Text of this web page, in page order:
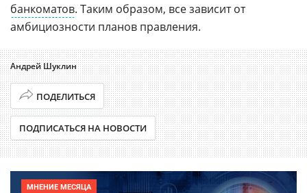
банкоматов. Таким образом, все зависит от
амбициозности планов правления.
Андрей Шуклин
ПОДЕЛИТЬСЯ
ПОДПИСАТЬСЯ НА НОВОСТИ
МНЕНИЕ МЕСЯЦА